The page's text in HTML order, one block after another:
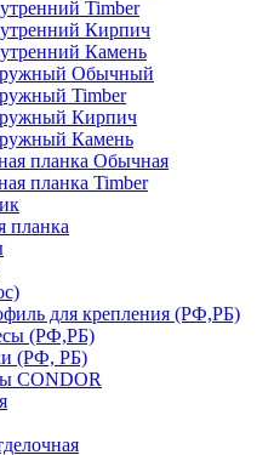
Timber
Кирпич
Камень
Обычный
Timber
Кирпич
Камень
планка Обычная
планка Timber
планка
для крепления (РФ,РБ)
(РФ,РБ)
(РФ, РБ)
CONDOR